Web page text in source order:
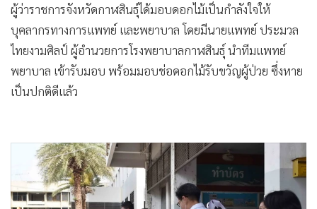
ผู้ว่าราชการจังหวัดกาฬสินธุ์ได้มอบดอกไม้เป็นกำลังใจให้
บุคลากรทางการแพทย์ และพยาบาล โดยมีนายแพทย์ ประมวล
ไทยงามศิลป์ ผู้อำนวยการโรงพยาบาลกาฬสินธุ์ นำทีมแพทย์
พยาบาล เข้ารับมอบ พร้อมมอบช่อดอกไม้รับขวัญผู้ป่วย ซึ่งหาย
เป็นปกติดีแล้ว